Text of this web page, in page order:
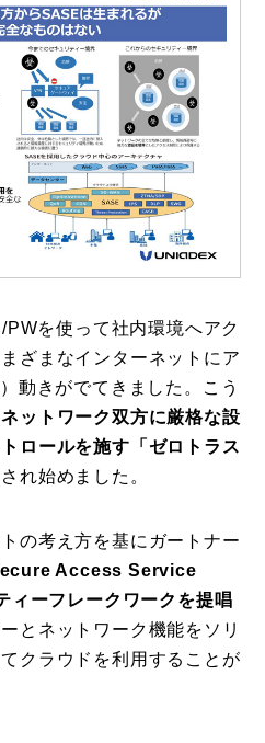
を使って社内環境へアク
ざまなインターネットにア
動きがでてきました。こう
ットワーク双方に厳格な設
ロールを施す「ゼロトラス
され始めました。
の考え方を基にガートナー
Access Service
ィーフレークワークを提唱
とネットワーク機能をソリ
クラウドを利用することが